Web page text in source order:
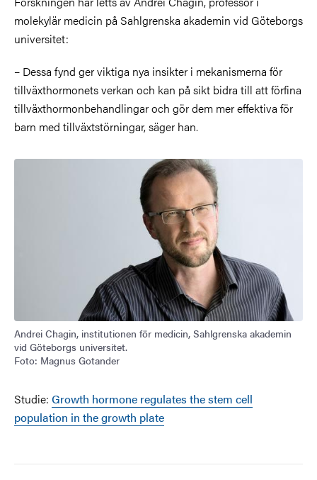
molekylär medicin på Sahlgrenska akademin vid Göteborgs
universitet:
– Dessa fynd ger viktiga nya insikter i mekanismerna för
tillväxthormonets verkan och kan på sikt bidra till att förfina
tillväxthormonbehandlingar och gör dem mer effektiva för
barn med tillväxtstörningar, säger han.
Andrei Chagin, institutionen för medicin, Sahlgrenska akademin
vid Göteborgs universitet.
Foto: Magnus Gotander
Studie: Growth hormone regulates the stem cell
population in the growth plate